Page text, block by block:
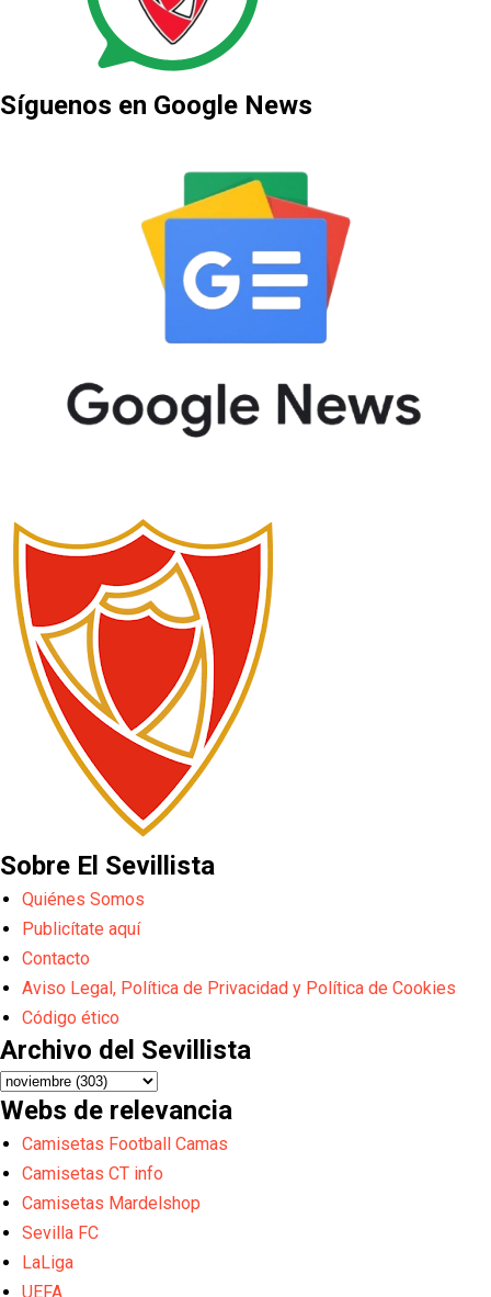
Síguenos en Google News
Sobre El Sevillista
Quiénes Somos
Publicítate aquí
Contacto
Aviso Legal, Política de Privacidad y Política de Cookies
Código ético
Archivo del Sevillista
Webs de relevancia
Camisetas Football Camas
Camisetas CT info
Camisetas Mardelshop
Sevilla FC
LaLiga
UEFA